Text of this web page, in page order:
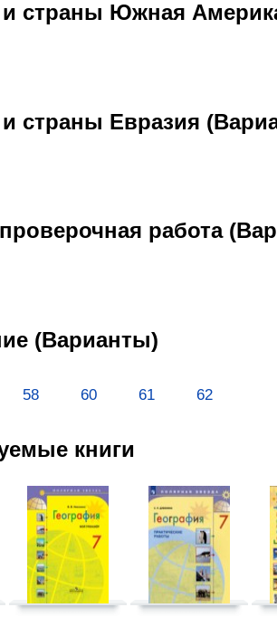
страны Южная
страны Евразия
работа
(Варианты)
58 60 61 62
книги